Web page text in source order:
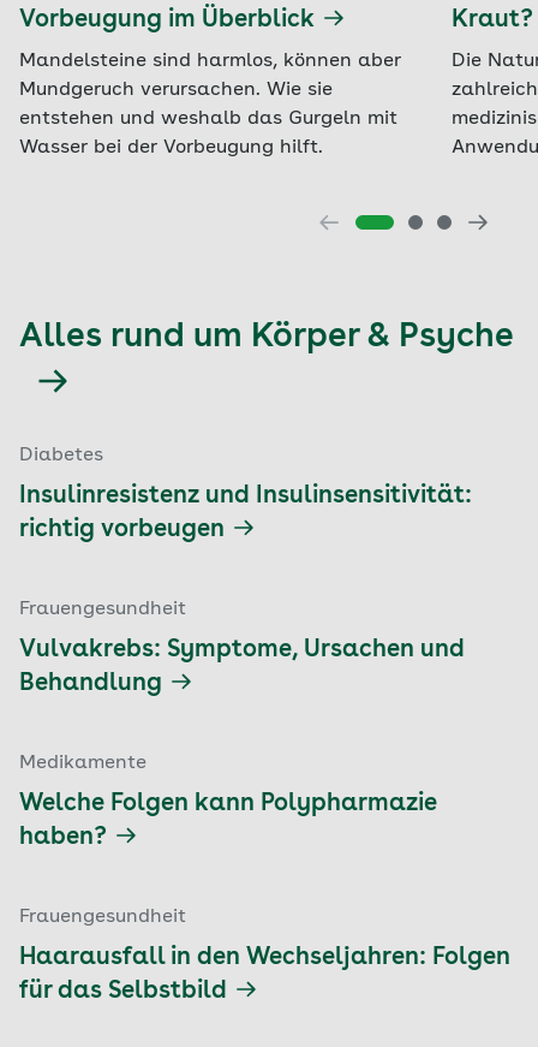
Vorbeugung im Überblick
Mandelsteine sind harmlos, können aber
Mundgeruch verursachen. Wie sie
entstehen und weshalb das Gurgeln mit
Wasser bei der Vorbeugung hilft.
Kraut?
Die
Alles rund um Körper & Psyche
Diabetes
Insulinresistenz und Insulinsensitivität:
richtig vorbeugen
Frauengesundheit
Vulvakrebs: Symptome, Ursachen und
Behandlung
Medikamente
Welche Folgen kann Polypharmazie
haben?
Frauengesundheit
Haarausfall in den Wechseljahren: Folgen
für das Selbstbild